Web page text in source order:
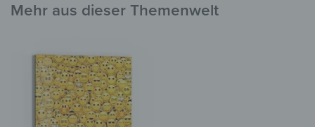
Mehr aus dieser Themenwelt